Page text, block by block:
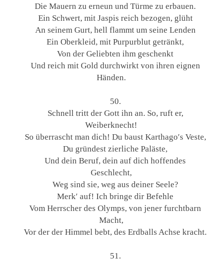
Die Mauern zu erneun und Türme zu erbauen.
Ein Schwert, mit Jaspis reich bezogen, glüht
An seinem Gurt, hell flammt um seine Lenden
Ein Oberkleid, mit Purpurblut getränkt,
Von der Geliebten ihm geschenkt
Und reich mit Gold durchwirkt von ihren eignen
Händen.
50.
Schnell tritt der Gott ihn an. So, ruft er,
Weiberknecht!
So überrascht man dich! Du baust Karthago′s Veste,
Du gründest zierliche Paläste,
Und dein Beruf, dein auf dich hoffendes
Geschlecht,
Weg sind sie, weg aus deiner Seele?
Merk′ auf! Ich bringe dir Befehle
Vom Herrscher des Olymps, von jener furchtbarn
Macht,
Vor der der Himmel bebt, des Erdballs Achse kracht.
51.